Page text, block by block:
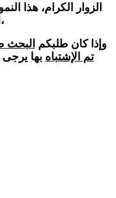
الزوار الكرام، هذا
الجمعية،
وإذا كان طلبكم
تم الإشتباه بها يرجى